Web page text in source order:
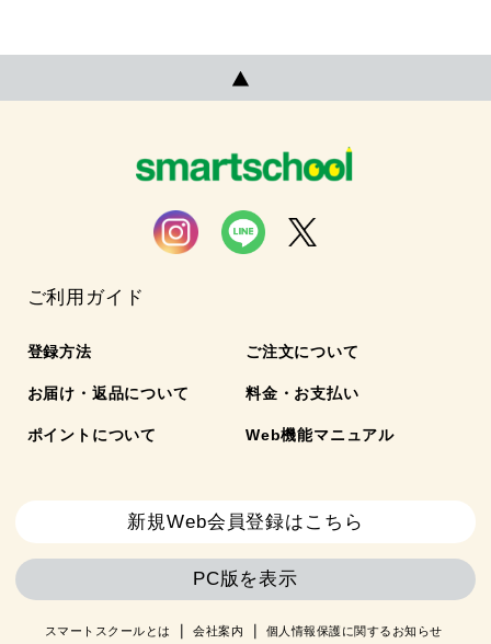
ご利用ガイド
登録方法 ご注文について
お届け・返品について 料金・お支払い
ポイントについて Web機能マニュアル
新規Web会員登録はこちら
PC版を表示
スマートスクールとは 会社案内 個人情報保護に関するお知らせ